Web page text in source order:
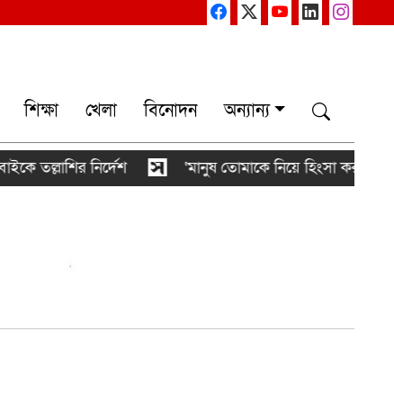
শিক্ষা খেলা বিনোদন অন্যান্য
নির্দেশ ‘মানুষ তোমাকে নিয়ে হিংসা করবে, এটাই